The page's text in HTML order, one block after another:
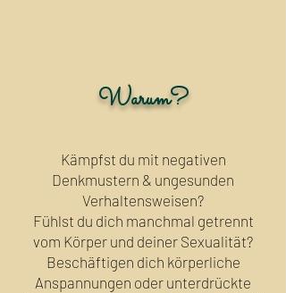
Warum?
Kämpfst du mit negativen
Denkmustern & ungesunden
Verhaltensweisen?
Fühlst du dich manchmal getrennt
vom Körper und deiner Sexualität?
Beschäftigen dich körperliche
Anspannungen oder unterdrückte